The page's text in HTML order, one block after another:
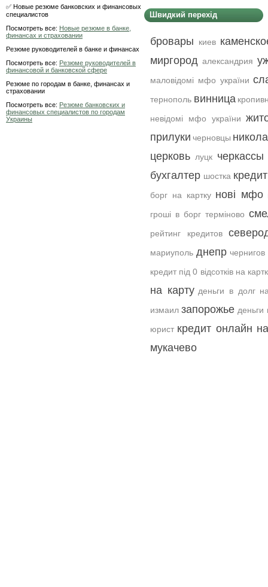
✅ Новые резюме банковских и финансовых
специалистов
Посмотреть все: Новые резюме в банке,
финансах и страховании
Резюме руководителей в банке и финансах
Посмотреть все: Резюме руководителей в
финансовой и банковской сфере
Резюме по городам в банке, финансах и
страховании
Посмотреть все: Резюме банковских и
финансовых специалистов по городам
Украины
Швидкий перехід
бровары киев
миргород александрия
маловідомі мфо україни
тернополь винница
невідомі мфо україни
прилуки черновцы
церковь луцк черкассы
бухгалтер шостка
борг на картку нові мфо
гроші в борг терміново
рейтинг кредитов
мариуполь днепр чернигов
кредит під 0 відсотків на
на карту деньги в долг
измаил запорожье деньги
юрист кредит онлайн
мукачево